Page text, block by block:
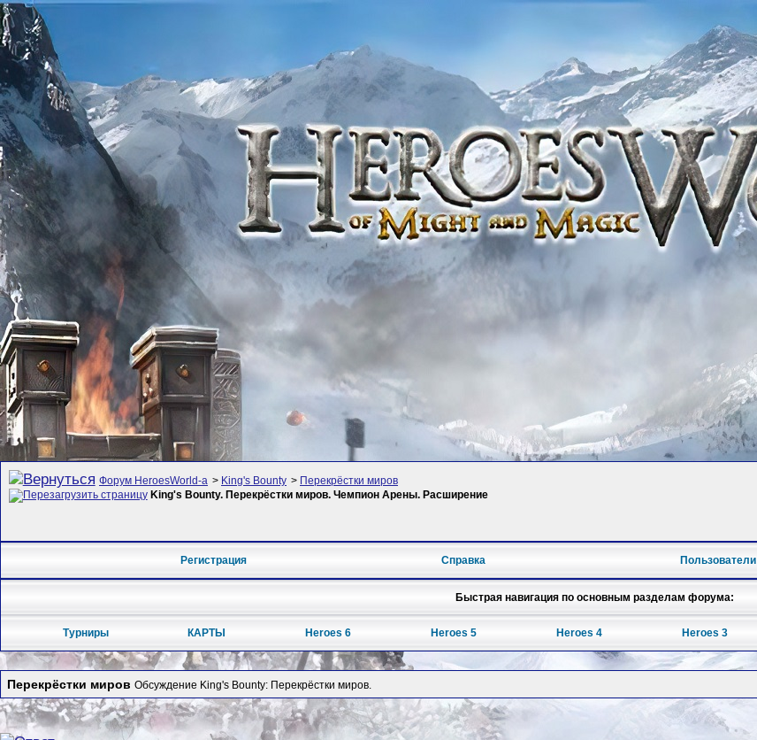
Форум HeroesWorld-а > King's Bounty > Перекрёстки миров
King's Bounty. Перекрёстки миров. Чемпион Арены. Расширение
Регистрация Справка Пользователи
Быстрая навигация по основным разделам форума:
Турниры КАРТЫ Heroes 6 Heroes 5 Heroes 4 Heroes 3
Перекрёстки миров Обсуждение King's Bounty: Перекрёстки миров.